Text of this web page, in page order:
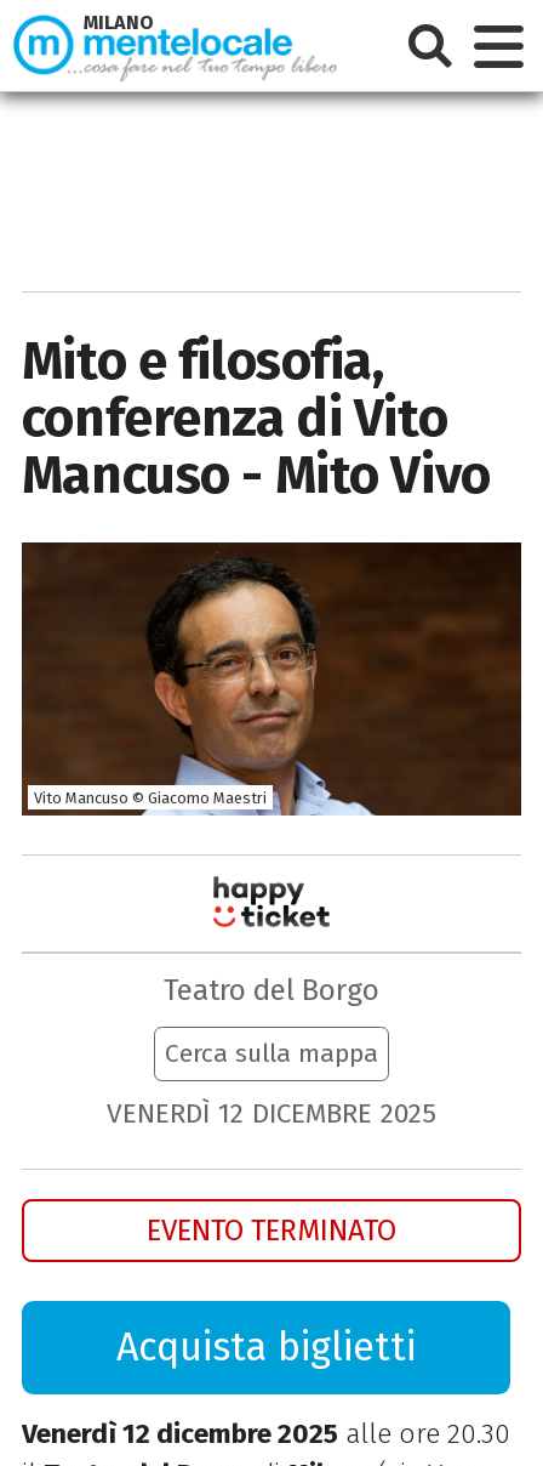
Mito e filosofia,
conferenza di Vito
Mancuso - Mito Vivo
Vito Mancuso © Giacomo Maestri
Teatro del Borgo
Cerca sulla mappa
VENERDÌ 12 DICEMBRE 2025
EVENTO TERMINATO
Acquista biglietti
Venerdì 12 dicembre 2025 alle ore 20.30
MILANO